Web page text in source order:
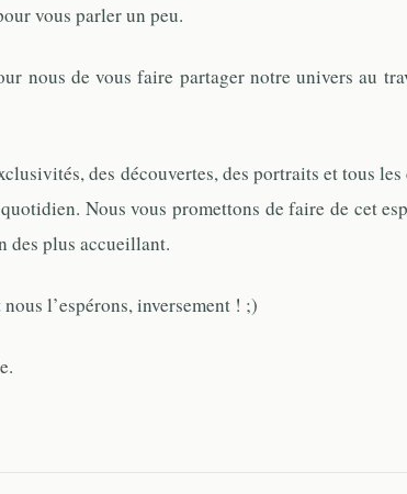
vous parler un peu.
nous de vous faire partager notre univers au
des découvertes, des portraits et tous
Nous vous promettons de faire de cet
des plus accueillant.
l’espérons, inversement ! ;)